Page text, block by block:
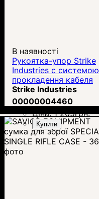
В наявності
Рукоятка-упор Strike
Industries с системою
прокладення кабеля
(SI-AR-HSFG)
Strike Industries
00000004460
Ціна:1 269грн.
Купити